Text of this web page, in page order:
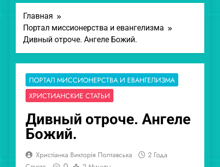
Главная
Портал миссионерства и евангелизма
Дивный отроче. Ангеле Божий.
ПОРТАЛ МИССИОНЕРСТВА И ЕВАНГЕЛИЗМА
ХРИСТИАНСКИЕ СТАТЬИ
Дивный отроче. Ангеле
Божий.
Христіанка Викторія Полтавська
2 Года